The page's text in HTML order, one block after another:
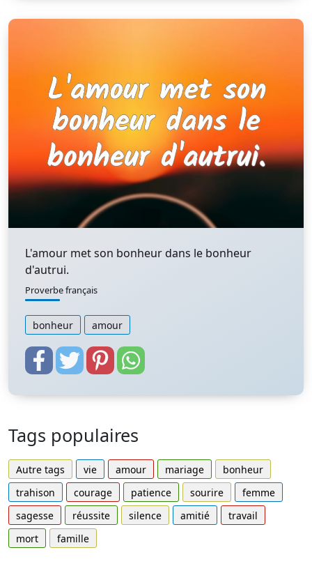
L'amour met son bonheur dans le bonheur
d'autrui.
Proverbe français
bonheur amour
Tags populaires
Autre tags vie amour mariage
bonheur
trahison
courage patience sourire
femme
sagesse
réussite silence amitié
travail
mort
famille